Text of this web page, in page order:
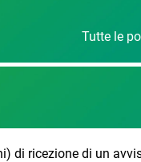
Tutte le
di ricezione di un